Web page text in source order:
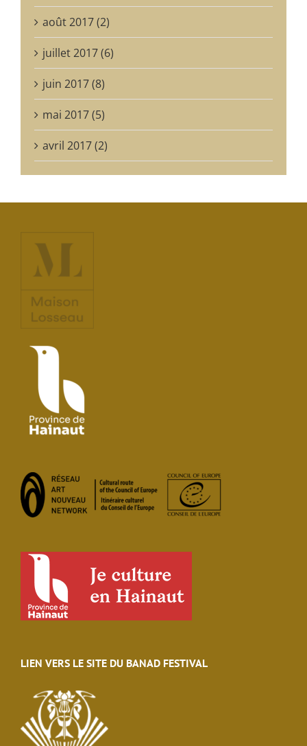
août 2017 (2)
juillet 2017 (6)
juin 2017 (8)
mai 2017 (5)
avril 2017 (2)
LIEN VERS LE SITE DU BANAD FESTIVAL